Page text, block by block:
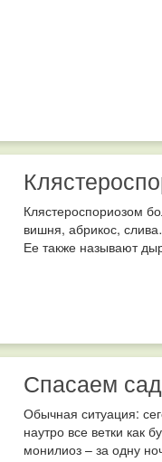
Клястероспориозом
вишня, абрикос,
Ее также называют
Спасаем
Обычная ситуация:
наутро все ветки как
монилиоз – за одну